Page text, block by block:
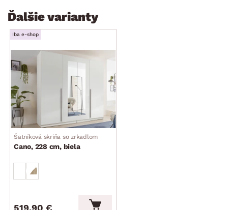
Ďalšie varianty
Iba e-shop
Šatníková skriňa so zrkadlom
Cano, 228 cm, biela
519.90 €